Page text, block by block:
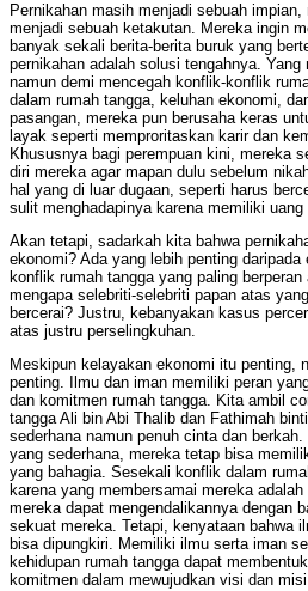
Pernikahan masih menjadi sebuah
menjadi sebuah ketakutan. Mereka ingin
banyak sekali berita-berita buruk yang
pernikahan adalah solusi tengahnya.
namun demi mencegah konflik-konflik
dalam rumah tangga, keluhan ekonomi,
pasangan, mereka pun berusaha keras
layak seperti memproritaskan karir dan
Khususnya bagi perempuan kini, mereka
diri mereka agar mapan dulu sebelum
hal yang di luar dugaan, seperti harus
sulit menghadapinya karena memiliki uang
Akan tetapi, sadarkah kita bahwa
ekonomi? Ada yang lebih penting
konflik rumah tangga yang paling
mengapa selebriti-selebriti papan atas
bercerai? Justru, kebanyakan kasus
atas justru perselingkuhan.
Meskipun kelayakan ekonomi itu penting,
penting. Ilmu dan iman memiliki peran
dan komitmen rumah tangga. Kita ambil
tangga Ali bin Abi Thalib dan Fathimah
sederhana namun penuh cinta dan
yang sederhana, mereka tetap bisa
yang bahagia. Sesekali konflik dalam
karena yang membersamai mereka
mereka dapat mengendalikannya dengan
sekuat mereka. Tetapi, kenyataan bahwa
bisa dipungkiri. Memiliki ilmu serta iman
kehidupan rumah tangga dapat
komitmen dalam mewujudkan visi dan